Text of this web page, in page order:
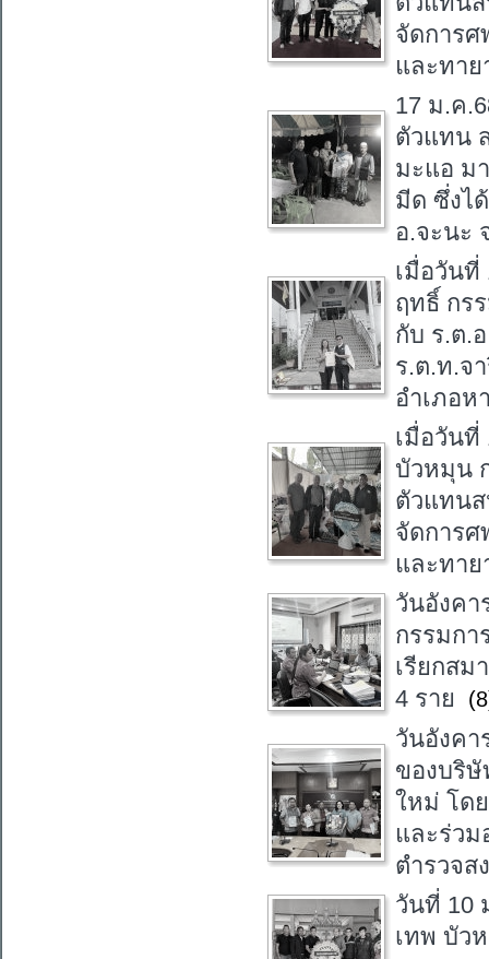
จัดการศ
และทา
17 ม.ค
ตัวแทน
มะแอ ม
มีด ซึ่งไ
อ.จะนะ
เมื่อวันที่
ฤทธิ์ กร
กับ ร.ต.
ร.ต.ท.จ
อำเภอห
เมื่อวันที่
บัวหมุน
ตัวแทนส
จัดการศ
และทา
วันอังคา
กรรมกา
เรียกสม
4 ราย
วันอังคา
ของบริษั
ใหม่ โด
และร่ว
ตำรวจส
วันที่ 10
เทพ บัว